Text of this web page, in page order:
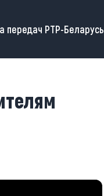
передач РТР-Беларусь